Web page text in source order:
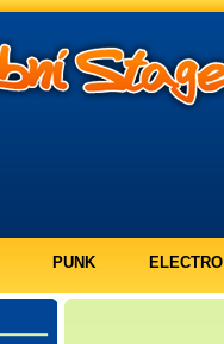
PUNK ELECTRO